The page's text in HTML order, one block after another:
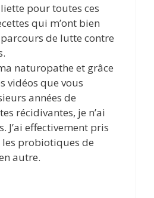
pour toutes ces
qui m’ont bien
de lutte contre
naturopathe et grâce
vidéos que vous
années de
récidivantes, je n’ai
J’ai effectivement pris
probiotiques de
autre.